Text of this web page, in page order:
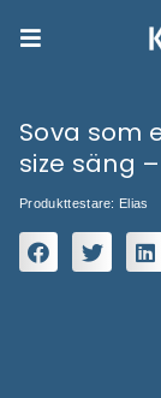
Sova
size
Produkttestare: